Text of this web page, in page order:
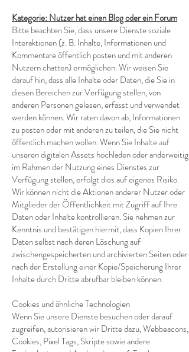
Kategorie: Nutzer hat einen Blog oder ein Forum
Bitte beachten Sie, dass unsere Dienste soziale
Interaktionen (z. B. Inhalte, Informationen und
Kommentare öffentlich posten und mit anderen
Nutzern chatten) ermöglichen. Wir weisen Sie
darauf hin, dass alle Inhalte oder Daten, die Sie in
diesen Bereichen zur Verfügung stellen, von
anderen Personen gelesen, erfasst und verwendet
werden können. Wir raten davon ab, Informationen
zu posten oder mit anderen zu teilen, die Sie nicht
öffentlich machen wollen. Wenn Sie Inhalte auf
unseren digitalen Assets hochladen oder anderweitig
im Rahmen der Nutzung eines Dienstes zur
Verfügung stellen, erfolgt dies auf eigenes Risiko.
Wir können nicht die Aktionen anderer Nutzer oder
Mitglieder der Öffentlichkeit mit Zugriff auf Ihre
Daten oder Inhalte kontrollieren. Sie nehmen zur
Kenntnis und bestätigen hiermit, dass Kopien Ihrer
Daten selbst nach deren Löschung auf
zwischengespeicherten und archivierten Seiten oder
nach der Erstellung einer Kopie/Speicherung Ihrer
Inhalte durch Dritte abrufbar bleiben können.
Cookies und ähnliche Technologien
Wenn Sie unsere Dienste besuchen oder darauf
zugreifen, autorisieren wir Dritte dazu, Webbeacons,
Cookies, Pixel Tags, Skripte sowie andere